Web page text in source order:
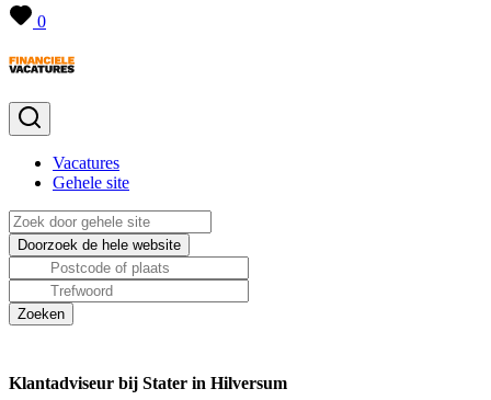
0
Vacatures
Gehele site
Klantadviseur bij Stater in Hilversum